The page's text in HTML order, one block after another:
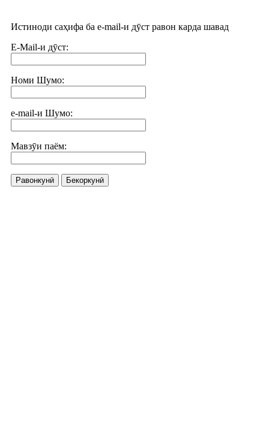
Истиноди саҳифа ба e-mail-и дӯст равон карда шавад
E-Mail-и дӯст:
Номи Шумо:
e-mail-и Шумо:
Мавзӯи паём:
Равонкунӣ Бекоркунӣ